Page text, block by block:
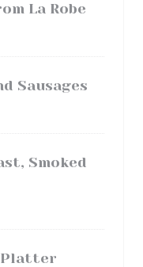
La Robe
Sausages
Smoked
Platter